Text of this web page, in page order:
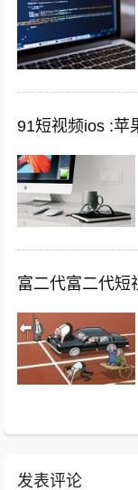
发表评论